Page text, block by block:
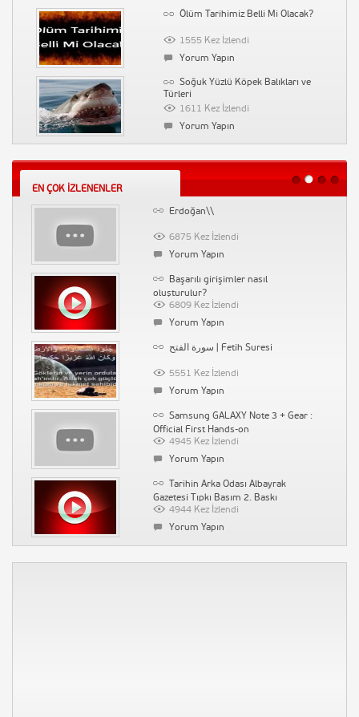
Ölüm Tarihimiz Belli Mi Olacak?
1555 Kez İzlendi
Yorum Yapın
Soğuk Yüzlü Köpek Balıkları ve
Türleri
1611 Kez İzlendi
Yorum Yapın
Cevri Kalfa
1530 Kez İzlendi
Yorum Yapın
Gazeteci Sabahattin Önkibar
Biyografi
Yorum Yapın
Saç Neden Yağlanır
Yorum Yapın
Sosyal Medyadan İndirim Kuponları
Kazanın
Yorum Yapın
Su Kaçağı Tespiti İstanbul Ak Tesisat
Yorum Yapın
EN ÇOK İZLENENLER
Diversity Derneği – Farklılık
Derneği
89726 Kez İzlendi
Vaka-i Vakvakiye (Çınar Vakası)
71308 Kez İzlendi
Tarihin Arka Odası-Emine
53206 Kez İzlendi
Erdoğan\\
6875 Kez İzlendi
Yorum Yapın
Başarılı girişimler nasıl
oluşturulur?
6809 Kez İzlendi
Yorum Yapın
سورة الفتح | Fetih Suresi
5551 Kez İzlendi
Yorum Yapın
Samsung GALAXY Note 3 + Gear :
Official First Hands-on
4945 Kez İzlendi
Yorum Yapın
Tarihin Arka Odası Albayrak
Gazetesi Tıpkı Basım 2. Baskı
4944 Kez İzlendi
Yorum Yapın
Sahneler :D HQ